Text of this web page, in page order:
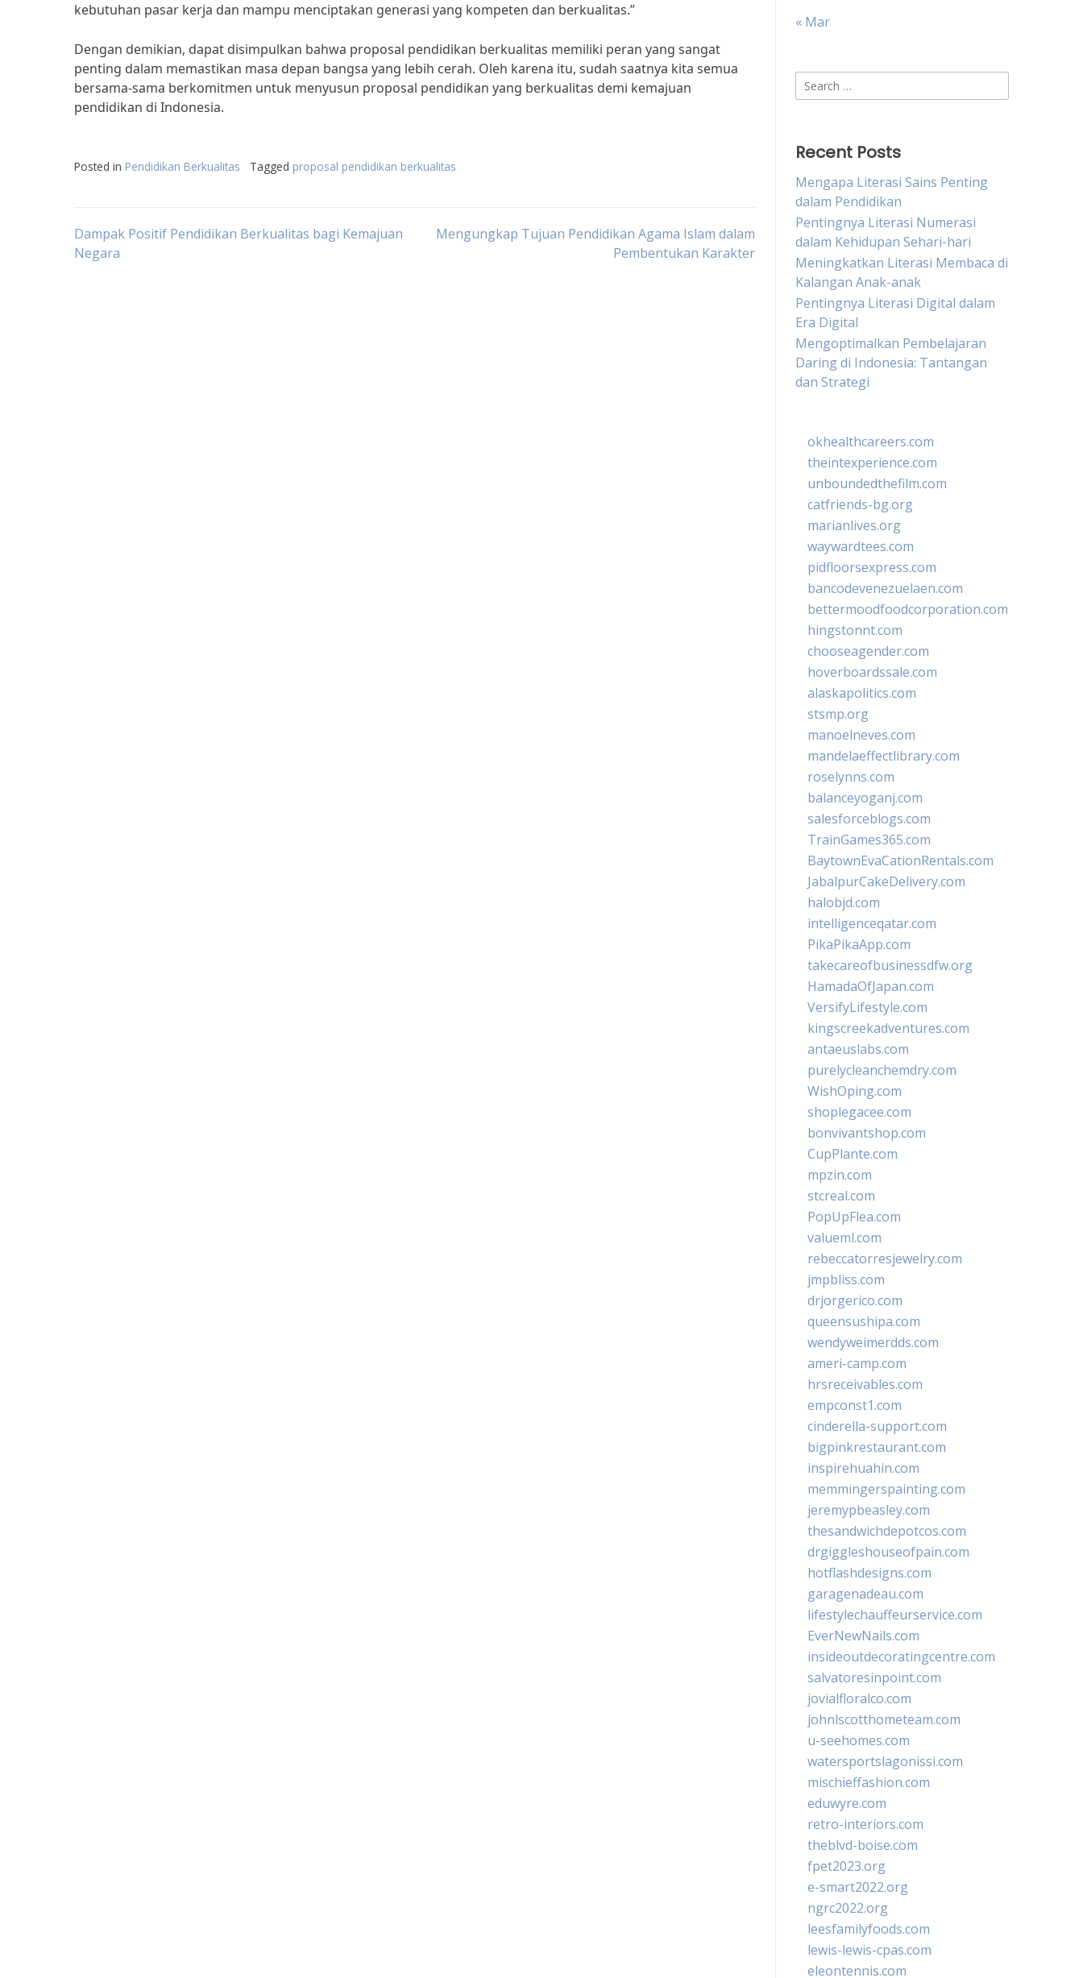
kebutuhan pasar kerja dan mampu menciptakan generasi yang kompeten dan berkualitas.”
Dengan demikian, dapat disimpulkan bahwa proposal pendidikan berkualitas memiliki peran yang sangat
penting dalam memastikan masa depan bangsa yang lebih cerah. Oleh karena itu, sudah saatnya kita semua
bersama-sama berkomitmen untuk menyusun proposal pendidikan yang berkualitas demi kemajuan
pendidikan di Indonesia.
Posted in Pendidikan Berkualitas Tagged proposal pendidikan berkualitas
Post
Dampak Positif Pendidikan Berkualitas bagi Kemajuan
Negara
Mengungkap Tujuan Pendidikan Agama Islam dalam
Pembentukan Karakter
« Mar
Search
for:
Recent Posts
Mengapa Literasi Sains Penting
dalam Pendidikan
Pentingnya Literasi Numerasi
dalam Kehidupan Sehari-hari
Meningkatkan Literasi Membaca di
Kalangan Anak-anak
Pentingnya Literasi Digital dalam
Era Digital
Mengoptimalkan Pembelajaran
Daring di Indonesia: Tantangan
dan Strategi
okhealthcareers.com
theintexperience.com
unboundedthefilm.com
catfriends-bg.org
marianlives.org
waywardtees.com
pidfloorsexpress.com
bancodevenezuelaen.com
bettermoodfoodcorporation.com
hingstonnt.com
chooseagender.com
hoverboardssale.com
alaskapolitics.com
stsmp.org
manoelneves.com
mandelaeffectlibrary.com
roselynns.com
balanceyoganj.com
salesforceblogs.com
TrainGames365.com
BaytownEvaCationRentals.com
JabalpurCakeDelivery.com
halobjd.com
intelligenceqatar.com
PikaPikaApp.com
takecareofbusinessdfw.org
HamadaOfJapan.com
VersifyLifestyle.com
kingscreekadventures.com
antaeuslabs.com
purelycleanchemdry.com
WishOping.com
shoplegacee.com
bonvivantshop.com
CupPlante.com
mpzin.com
stcreal.com
PopUpFlea.com
valueml.com
rebeccatorresjewelry.com
jmpbliss.com
drjorgerico.com
queensushipa.com
wendyweimerdds.com
ameri-camp.com
hrsreceivables.com
empconst1.com
cinderella-support.com
bigpinkrestaurant.com
inspirehuahin.com
memmingerspainting.com
jeremypbeasley.com
thesandwichdepotcos.com
drgiggleshouseofpain.com
hotflashdesigns.com
garagenadeau.com
lifestylechauffeurservice.com
EverNewNails.com
insideoutdecoratingcentre.com
salvatoresinpoint.com
jovialfloralco.com
johnlscotthometeam.com
u-seehomes.com
watersportslagonissi.com
mischieffashion.com
eduwyre.com
retro-interiors.com
theblvd-boise.com
fpet2023.org
e-smart2022.org
ngrc2022.org
leesfamilyfoods.com
lewis-lewis-cpas.com
eleontennis.com